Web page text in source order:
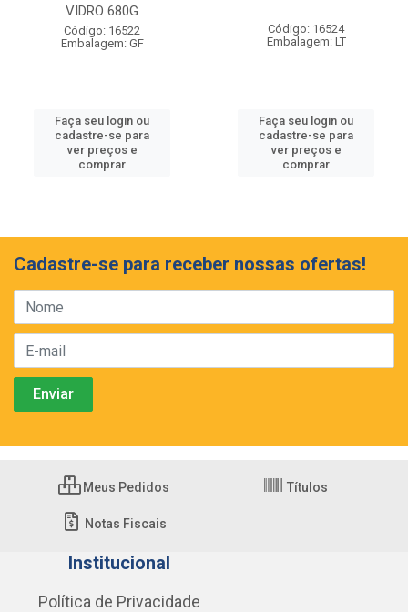
VIDRO 680G
Código: 16522
Embalagem: GF
Faça seu login ou
cadastre-se para
ver preços e
comprar
Código: 16524
Embalagem: LT
Faça seu login ou
cadastre-se para
ver preços e
comprar
Cadastre-se para receber nossas ofertas!
Meus Pedidos Títulos
Notas Fiscais
Institucional
Política de Privacidade